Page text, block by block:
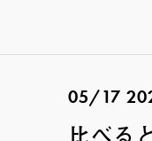
05/17